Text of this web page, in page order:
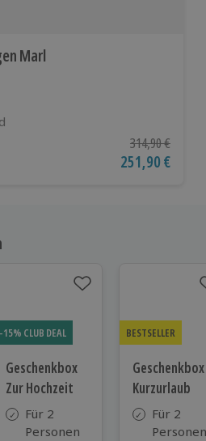
Marl
auf 1 Bewertungen
Ursprünglicher
314,90 €
Aktueller Preis
251,90 €
-15% CLUB DEAL
Geschenkbox
Zur Hochzeit
Für 2
Personen
BESTSELLER
Geschenkbox
Kurzurlaub
Für 2
Personen